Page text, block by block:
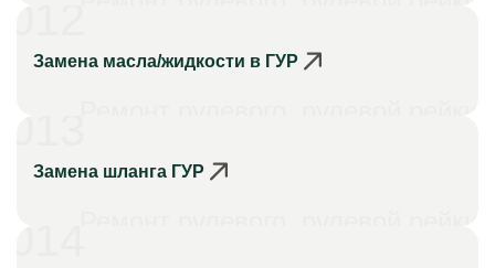
Замена масла/жидкости в ГУР
Замена шланга ГУР